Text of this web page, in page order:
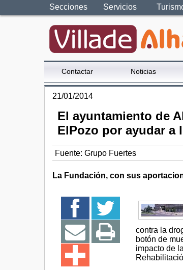
Secciones Servicios
Contactar Noticias
21/01/2014
El ayuntamiento de
ElPozo por ayudar a
Fuente: Grupo Fuertes
La Fundación, con sus
contra la
botón de
impacto de